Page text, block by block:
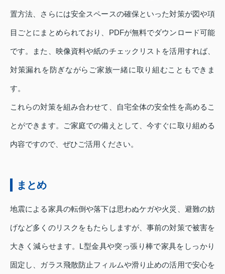
置方法、さらには安全スペースの確保といった対策が図や項
目ごとにまとめられており、PDFが無料でダウンロード可能
です。また、映像資料や紙のチェックリストを活用すれば、
対策漏れを防ぎながらご家族一緒に取り組むこともできま
す。
これらの対策を組み合わせて、自宅全体の安全性を高めるこ
とができます。ご家庭での備えとして、今すぐに取り組める
内容ですので、ぜひご活用ください。
まとめ
地震による家具の転倒や落下は思わぬケガや火災、避難の妨
げなど多くのリスクをもたらしますが、事前の対策で被害を
大きく減らせます。L型金具や突っ張り棒で家具をしっかり
固定し、ガラス飛散防止フィルムや滑り止めの活用で安心を